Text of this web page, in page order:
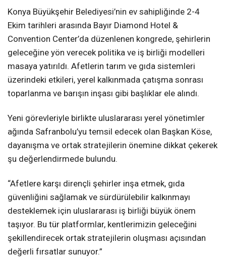
Konya Büyükşehir Belediyesi’nin ev sahipliğinde 2-4
Ekim tarihleri arasında Bayır Diamond Hotel &
Convention Center’da düzenlenen kongrede, şehirlerin
geleceğine yön verecek politika ve iş birliği modelleri
masaya yatırıldı. Afetlerin tarım ve gıda sistemleri
üzerindeki etkileri, yerel kalkınmada çatışma sonrası
toparlanma ve barışın inşası gibi başlıklar ele alındı.
Yeni görevleriyle birlikte uluslararası yerel yönetimler
ağında Safranbolu’yu temsil edecek olan Başkan Köse,
dayanışma ve ortak stratejilerin önemine dikkat çekerek
şu değerlendirmede bulundu.
“Afetlere karşı dirençli şehirler inşa etmek, gıda
güvenliğini sağlamak ve sürdürülebilir kalkınmayı
desteklemek için uluslararası iş birliği büyük önem
taşıyor. Bu tür platformlar, kentlerimizin geleceğini
şekillendirecek ortak stratejilerin oluşması açısından
değerli fırsatlar sunuyor.”